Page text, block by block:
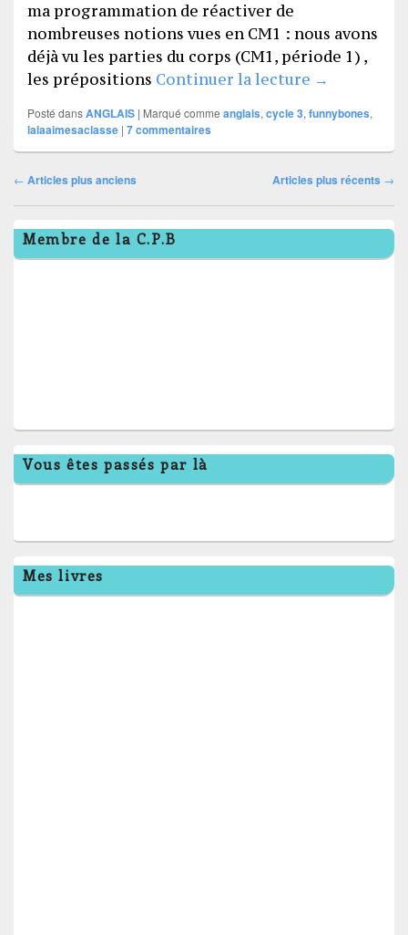
ma programmation de réactiver de
nombreuses notions vues en CM1 : nous avons
déjà vu les parties du corps (CM1, période 1) ,
les prépositions Continuer la lecture →
Posté dansANGLAIS | Marqué comme anglais, cycle 3, funnybones,
lalaaimesaclasse | 7commentaires
Navigation
dans
les
articles
← Articles plus anciens Articles plus récents →
Zone
principale
de
Membre de la C.P.B
Vous êtes passés par là
Mes livres